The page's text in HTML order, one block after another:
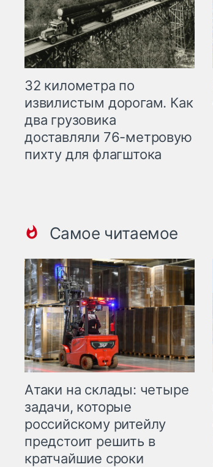
32 километра по
извилистым дорогам. Как
два грузовика
доставляли 76-метровую
пихту для флагштока
Самое читаемое
Атаки на склады: четыре
задачи, которые
российскому ритейлу
предстоит решить в
кратчайшие сроки